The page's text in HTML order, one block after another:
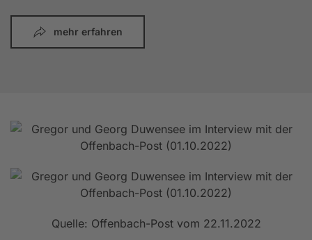
mehr erfahren
Quelle: Offenbach-Post vom 22.11.2022